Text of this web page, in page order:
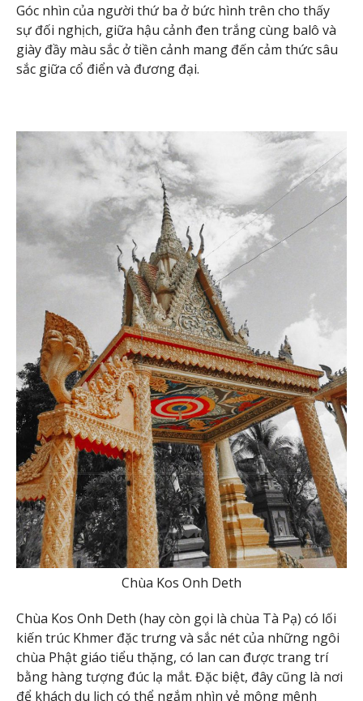
Góc nhìn của người thứ ba ở bức hình trên cho thấy
sự đối nghịch, giữa hậu cảnh đen trắng cùng balô và
giày đầy màu sắc ở tiền cảnh mang đến cảm thức sâu
sắc giữa cổ điển và đương đại.
Chùa Kos Onh Deth
Chùa Kos Onh Deth (hay còn gọi là chùa Tà Pạ) có lối
kiến trúc Khmer đặc trưng và sắc nét của những ngôi
chùa Phật giáo tiểu thặng, có lan can được trang trí
bằng hàng tượng đúc lạ mắt. Đặc biệt, đây cũng là nơi
để khách du lịch có thể ngắm nhìn vẻ mông mênh